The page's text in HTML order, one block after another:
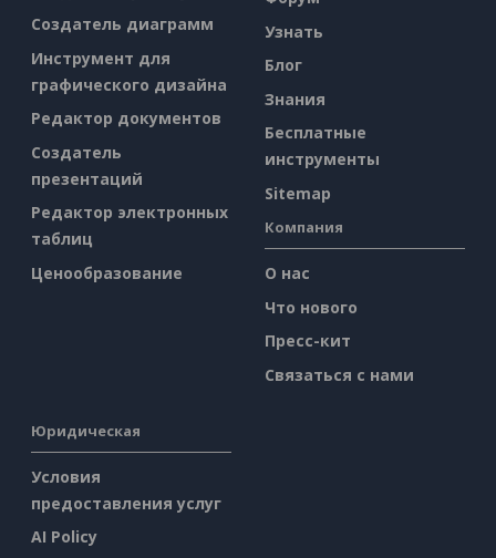
Создатель диаграмм
Инструмент для
графического дизайна
Редактор документов
Создатель
презентаций
Редактор электронных
таблиц
Ценообразование
Узнать
Блог
Знания
Бесплатные
инструменты
Sitemap
Компания
О нас
Что нового
Пресс-кит
Связаться с нами
Юридическая
Условия
предоставления услуг
AI Policy